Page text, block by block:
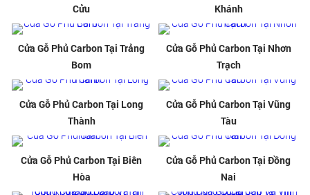
Cửu
Khánh
Cửa Gỗ Phủ Carbon Tại Trảng
Bom
Cửa Gỗ Phủ Carbon Tại Nhơn
Trạch
Cửa Gỗ Phủ Carbon Tại Long
Thành
Cửa Gỗ Phủ Carbon Tại Vũng
Tàu
Cửa Gỗ Phủ Carbon Tại Biên
Hòa
Cửa Gỗ Phủ Carbon Tại Đồng
Nai